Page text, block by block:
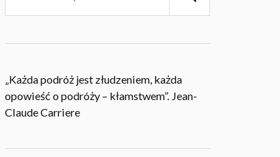
„Każda podróż jest złudzeniem, każda
opowieść o podróży – kłamstwem”. Jean-
Claude Carriere